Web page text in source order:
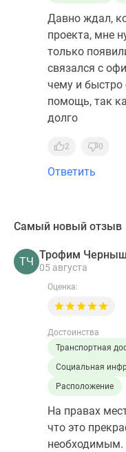
Давно ждал,
проекта, мне
только
связался с
чему и
помощь, так
долго
2 0
Ответить
Самый новый отзыв
ТЧ
Трофим
05 августа
Оценка:
Достоинства
Транспортная
Социальная
Расположение
На правах
что это
необходимым.